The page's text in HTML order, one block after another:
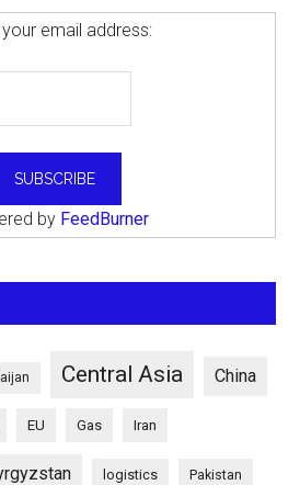
your email address:
by FeedBurner
Central Asia China
EU Gas Iran
logistics Pakistan